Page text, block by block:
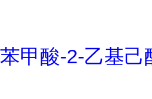
苯甲酸-2-乙基己